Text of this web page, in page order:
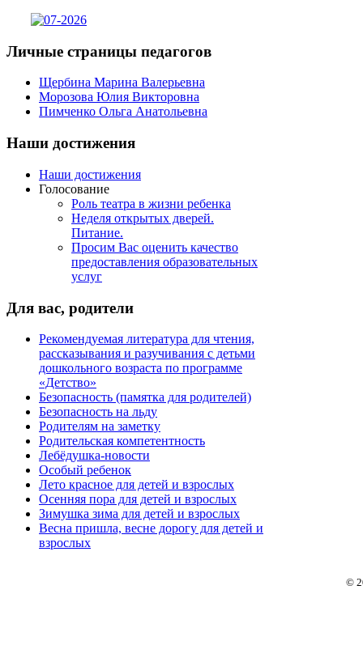
Личные страницы педагогов
Щербина Марина Валерьевна
Морозова Юлия Викторовна
Пимченко Ольга Анатольевна
Наши достижения
Наши достижения
Голосование
Роль театра в жизни ребенка
Неделя открытых дверей.
Питание.
Просим Вас оценить качество
предоставления образовательных
услуг
Для вас, родители
Рекомендуемая литература для чтения,
рассказывания и разучивания с детьми
дошкольного возраста по программе
«Детство»
Безопасность (памятка для родителей)
Безопасность на льду
Родителям на заметку
Родительская компетентность
Лебёдушка-новости
Особый ребенок
Лето красное для детей и взрослых
Осенняя пора для детей и взрослых
Зимушка зима для детей и взрослых
Весна пришла, весне дорогу для детей и
взрослых
©